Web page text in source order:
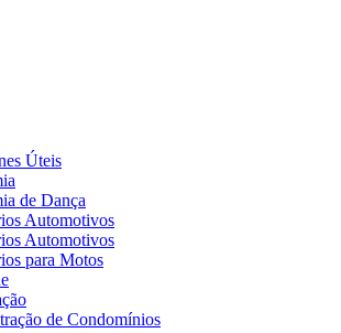
Úteis
de Dança
Automotivos
Automotivos
para Motos
de Condomínios